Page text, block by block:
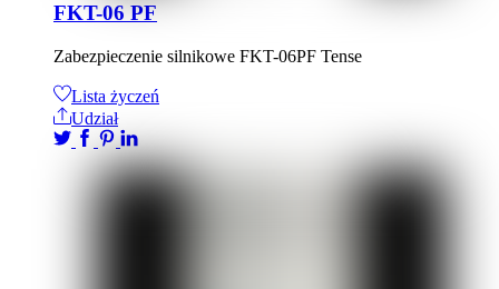
FKT-06 PF
Zabezpieczenie silnikowe FKT-06PF Tense
Lista życzeń
Udział